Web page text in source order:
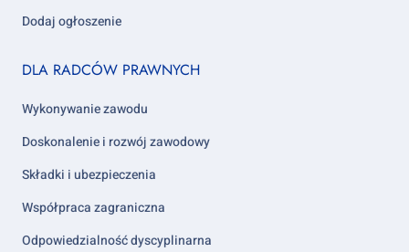
Dodaj ogłoszenie
Footer
2
DLA RADCÓW PRAWNYCH
Wykonywanie zawodu
Doskonalenie i rozwój zawodowy
Składki i ubezpieczenia
Współpraca zagraniczna
Odpowiedzialność dyscyplinarna